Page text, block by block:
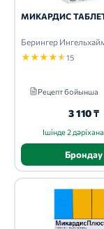
МИКАРДИС
Берингер
★★★★★15
Рецепт бойынша
3 110 ₸
Ішінде 2
Брондау